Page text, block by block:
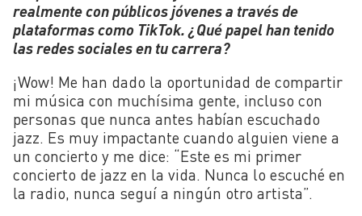
realmente con públicos jóvenes a través de
plataformas como TikTok. ¿Qué papel han tenido
las redes sociales en tu carrera?
¡Wow! Me han dado la oportunidad de compartir
mi música con muchísima gente, incluso con
personas que nunca antes habían escuchado
jazz. Es muy impactante cuando alguien viene a
un concierto y me dice: “Este es mi primer
concierto de jazz en la vida. Nunca lo escuché en
la radio, nunca seguí a ningún otro artista”.